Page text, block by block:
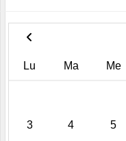
Lu Ma Me
3 4 5